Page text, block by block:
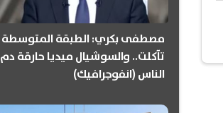
مصطفى بكري: الطبقة المتوسطة
تآكلت.. والسوشيال ميديا حارقة دم
الناس (انفوجرافيك)